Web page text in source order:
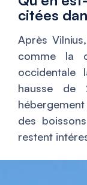
citées
Après Vilnius,
comme la
occidentale
hausse de
des
restent